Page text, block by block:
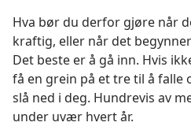
Hva bør du derfor gjøre når
kraftig, eller når det
Det beste er å gå inn. Hvis
få en grein på et tre til å falle
slå ned i deg. Hundrevis av
under uvær hvert år.